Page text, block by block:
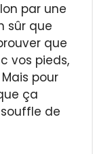
par une
sûr que
que
vos pieds,
pour
ça
de